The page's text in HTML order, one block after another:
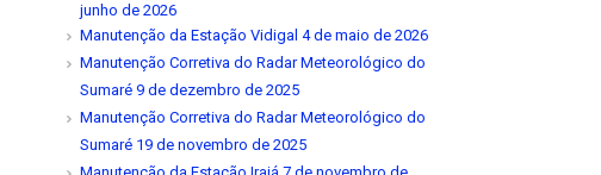
junho de 2026
Manutenção da Estação Vidigal 4 de maio de 2026
Manutenção Corretiva do Radar Meteorológico do
Sumaré 9 de dezembro de 2025
Manutenção Corretiva do Radar Meteorológico do
Sumaré 19 de novembro de 2025